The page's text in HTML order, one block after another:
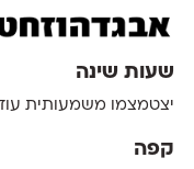
שעות שינה
יצטמצמו משמעותית
קפה